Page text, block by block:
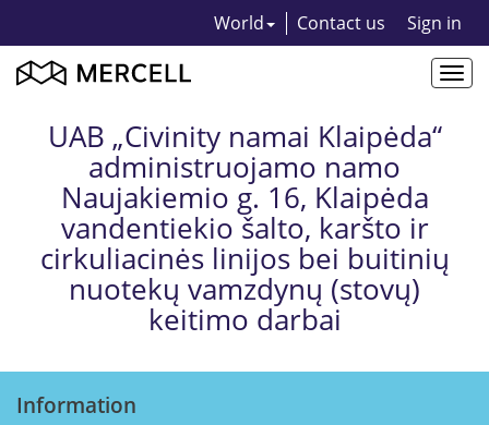
World Contact us Sign in
UAB „Civinity namai Klaipėda“
administruojamo namo
Naujakiemio g. 16, Klaipėda
vandentiekio šalto, karšto ir
cirkuliacinės linijos bei buitinių
nuotekų vamzdynų (stovų)
keitimo darbai
Information